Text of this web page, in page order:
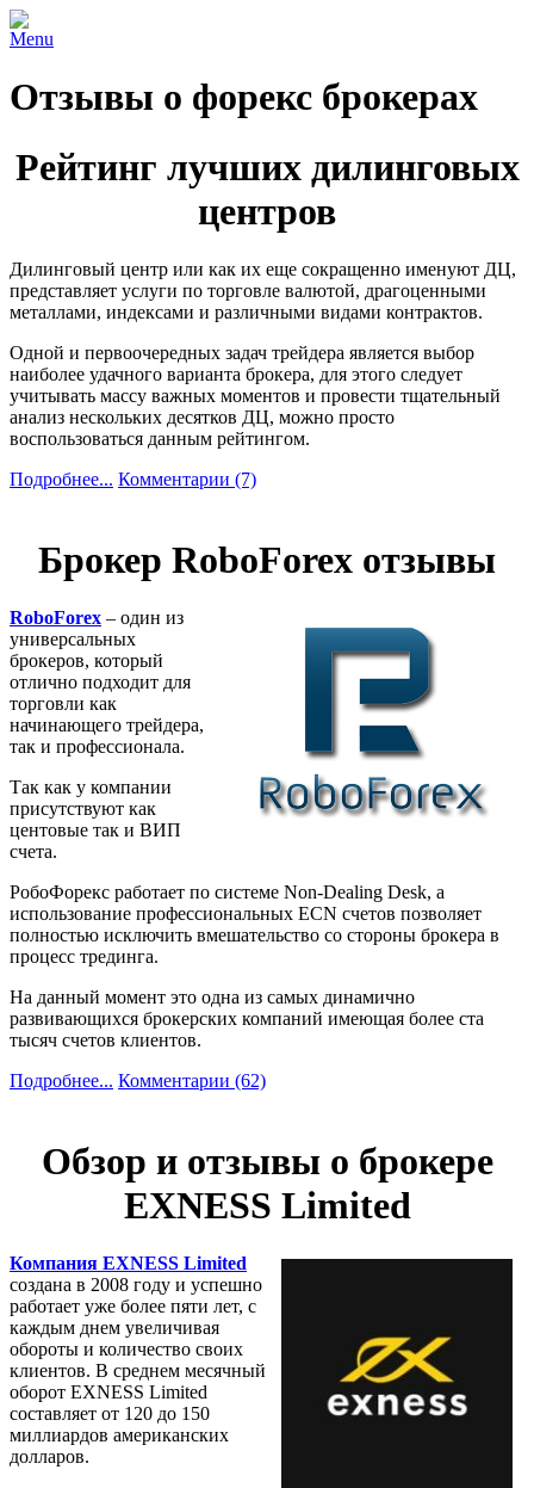
Menu
Отзывы о форекс брокерах
Рейтинг лучших дилинговых
центров
Дилинговый центр или как их еще сокращенно именуют ДЦ,
представляет услуги по торговле валютой, драгоценными
металлами, индексами и различными видами контрактов.
Одной и первоочередных задач трейдера является выбор
наиболее удачного варианта брокера, для этого следует
учитывать массу важных моментов и провести тщательный
анализ нескольких десятков ДЦ, можно просто
воспользоваться данным рейтингом.
Подробнее... Комментарии (7)
Брокер RoboForex отзывы
RoboForex – один из
универсальных
брокеров, который
отлично подходит для
торговли как
начинающего трейдера,
так и профессионала.
Так как у компании
присутствуют как
центовые так и ВИП
счета.
РобоФорекс работает по системе Non-Dealing Desk, а
использование профессиональных ECN счетов позволяет
полностью исключить вмешательство со стороны брокера в
процесс трединга.
На данный момент это одна из самых динамично
развивающихся брокерских компаний имеющая более ста
тысяч счетов клиентов.
Подробнее... Комментарии (62)
Обзор и отзывы о брокере
EXNESS Limited
Компания EXNESS Limited
создана в 2008 году и успешно
работает уже более пяти лет, с
каждым днем увеличивая
обороты и количество своих
клиентов. В среднем месячный
оборот EXNESS Limited
составляет от 120 до 150
миллиардов американских
долларов.